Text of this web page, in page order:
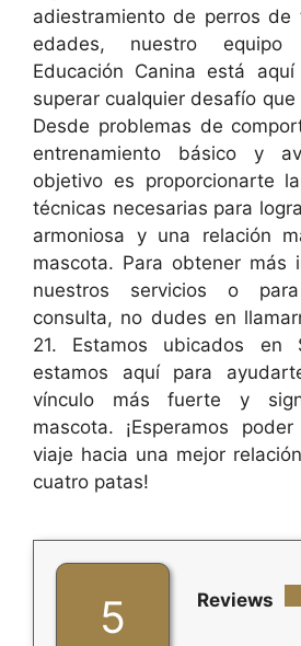
adiestramiento de perros
edades, nuestro equipo
Educación Canina está
superar cualquier desafío
Desde problemas de
entrenamiento básico y
objetivo es proporcionarte
técnicas necesarias para
armoniosa y una relación
mascota. Para obtener más
nuestros servicios o
consulta, no dudes en
21. Estamos ubicados en
estamos aquí para
vínculo más fuerte y
mascota. ¡Esperamos
viaje hacia una mejor
cuatro patas!
5 Reviews